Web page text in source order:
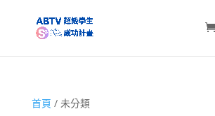
首頁 / 未分類